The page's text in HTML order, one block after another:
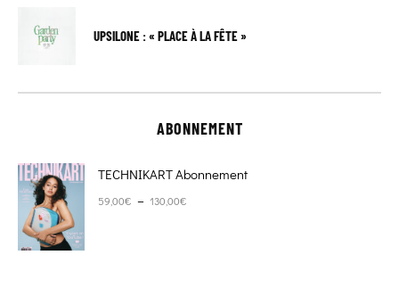
UPSILONE : « PLACE À LA FÊTE »
ABONNEMENT
TECHNIKART Abonnement
59,00€ – 130,00€